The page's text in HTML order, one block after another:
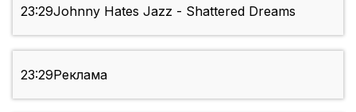
23:29Johnny Hates Jazz - Shattered Dreams
23:29Реклама